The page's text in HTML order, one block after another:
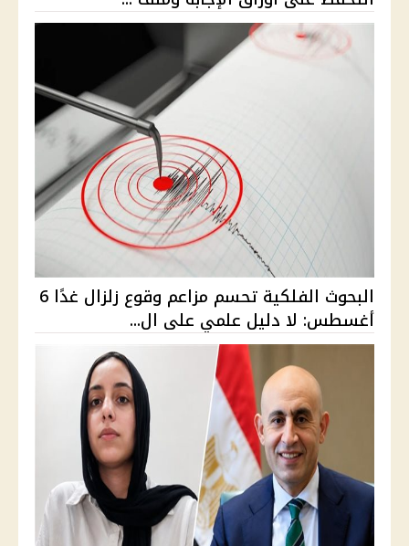
البحوث الفلكية تحسم مزاعم وقوع زلزال غدًا 6
أغسطس: لا دليل علمي على ال...